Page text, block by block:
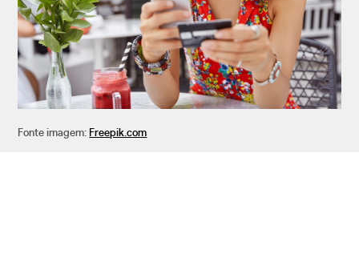
Fonte imagem: Freepik.com